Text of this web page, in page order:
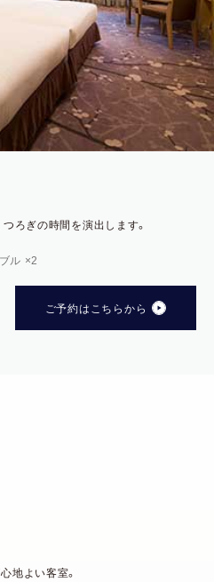
ろぎの時間を演出します。
ル ×2
ご予約はこちらから
地よい客室。